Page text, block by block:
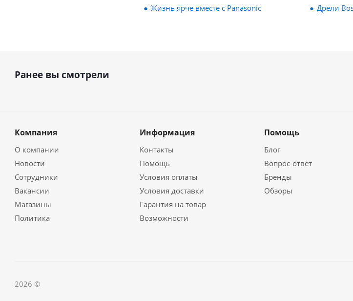
Жизнь ярче вместе с Panasonic Дрели
Ранее вы смотрели
Компания
О компании
Новости
Сотрудники
Вакансии
Магазины
Политика
Информация
Контакты
Помощь
Условия оплаты
Условия доставки
Гарантия на товар
Возможности
Помощь
Блог
Вопрос-ответ
Бренды
Обзоры
2026 ©